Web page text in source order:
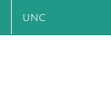
UNC